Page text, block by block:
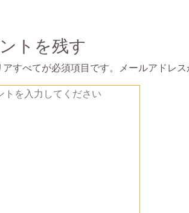
トを残す
アすべてが必須項目です。メールアドレス